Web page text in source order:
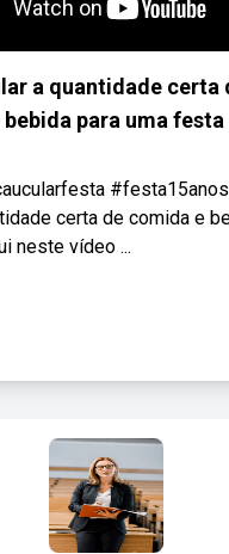
a quantidade certa
bebida para uma festa
certa de comida e
neste vídeo ...